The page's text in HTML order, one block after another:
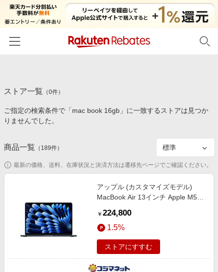
カテゴリー一覧
百貨店・総合ECモール
食品・スイーツ・お酒
コスメ・健康・医薬品
家電・PC・スマホ・カメラ
エンタメ
スポーツ・アウトドア・ゴルフ
イベント一覧
初回購入者限定特典
対象ストア新規限定特典
楽天ペイ導入ストア
楽天サービス特集
わくわく夏特集
ストア一覧 （0件）
ご指定の検索条件で「mac book 16gb」に一致するストアは見つか
りませんでした。
商品一覧 （ 189件）
最新の価格、送料、在庫状況と決済方法は遷移先ページでご確認ください。
アップル (カスタマイズモデル)
MacBook Air 13インチ Apple M5チ
512GB/メモリ16GB/10コアCPUと
8コアGPU］ ミッドナイト
CTOMDHE
￥ 224,800
1.5%
ストアにすすむ